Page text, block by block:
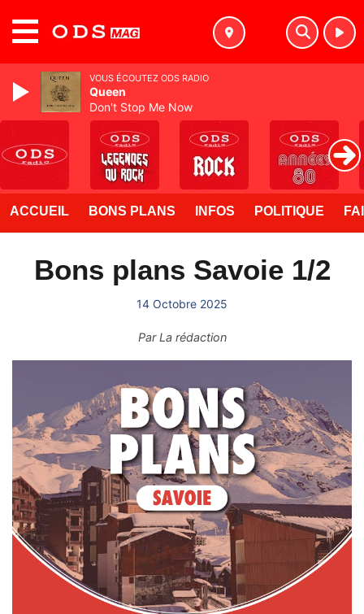
ACCUEIL BONS PLANS INFOS POLITIQUE
Bons plans Savoie 1/2
14 Octobre 2025
ParLa rédaction
VOUS ÉCOUTEZ ODS RADIO
Queen
Don't Stop Me Now